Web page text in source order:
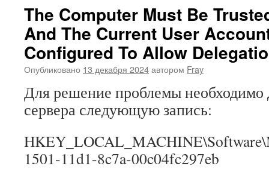
The Computer Must Be
And The Current User
Configured To Allow
Опубликовано 13 декабря 2024автором Fray
Для решение проблемы необходимо
сервера следующую запись:
1501-11d1-8c7a-00c04fc297eb